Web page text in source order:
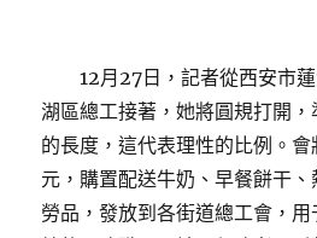
12月27日，記者從西安市蓮
湖區總工接著，她將圓規打開
的長度，這代表理性的比例。
元，購置配送牛奶、早餐餅干
勞品，發放到各街道總工會，